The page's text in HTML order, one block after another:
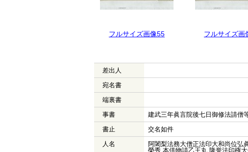
フルサイズ画像55 フルサイズ画
差出人
宛名書
端裏書
事書
建武三年眞言院後七日御修法請僧
書止
交名如件
人名
阿闍梨法務大僧正法印大和尚位弘
榮秀 本供物請乙王丸 隆誉法印権